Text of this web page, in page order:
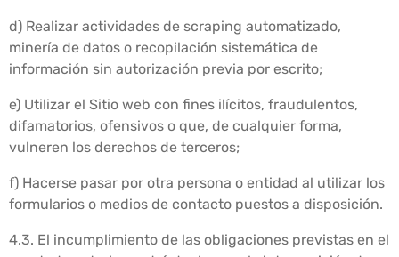
d) Realizar actividades de scraping automatizado,
minería de datos o recopilación sistemática de
información sin autorización previa por escrito;
e) Utilizar el Sitio web con fines ilícitos, fraudulentos,
difamatorios, ofensivos o que, de cualquier forma,
vulneren los derechos de terceros;
f) Hacerse pasar por otra persona o entidad al utilizar los
formularios o medios de contacto puestos a disposición.
4.3. El incumplimiento de las obligaciones previstas en el